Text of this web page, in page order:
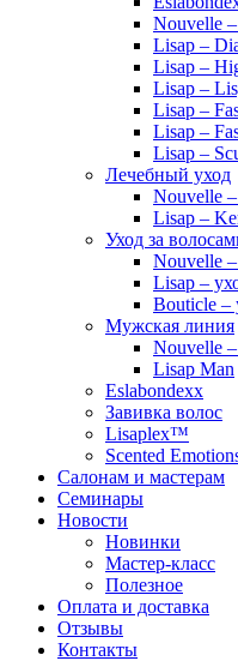
Nouvelle
Lisap –
Lisap –
Lisap –
Lisap –
Lisap –
Lisap –
Лечебный уход
Nouvelle
Lisap –
Уход за
Nouvelle
Lisap –
Bouticle –
Мужская линия
Nouvelle
Lisap Man
Eslabondexx
Завивка волос
Lisaplex™
Scented
Салонам и мастерам
Семинары
Новости
Новинки
Мастер-класс
Полезное
Оплата и доставка
Отзывы
Контакты